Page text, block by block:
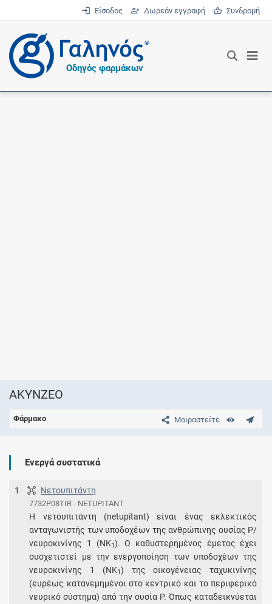
Είσοδος Δωρεάν εγγραφή Συνδρομή
®
Οδηγός φαρμάκων
AKYNZEO
Μοιραστείτε
Φάρμακο
Ενεργά συστατικά
1 Νετουπιτάντη
7732P08TIR - NETUPITANT
Η νετουπιτάντη (netupitant) είναι ένας εκλεκτικός
ανταγωνιστής των υποδοχέων της ανθρώπινης ουσίας Ρ/
νευροκινίνης 1 (NK1 ). Ο καθυστερημένος έμετος έχει
συσχετιστεί με την ενεργοποίηση των υποδοχέων της
νευροκινίνης 1 (NK1 ) της οικογένειας ταχυκινίνης
(ευρέως κατανεμημένοι στο κεντρικό και το περιφερικό
νευρικό σύστημα) από την ουσία Ρ. Όπως καταδεικνύεται